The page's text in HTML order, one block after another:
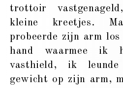
trottoir
kleine kreetjes.
probeerde zijn arm
hand waarmee ik
vasthield, ik
gewicht op zijn arm,